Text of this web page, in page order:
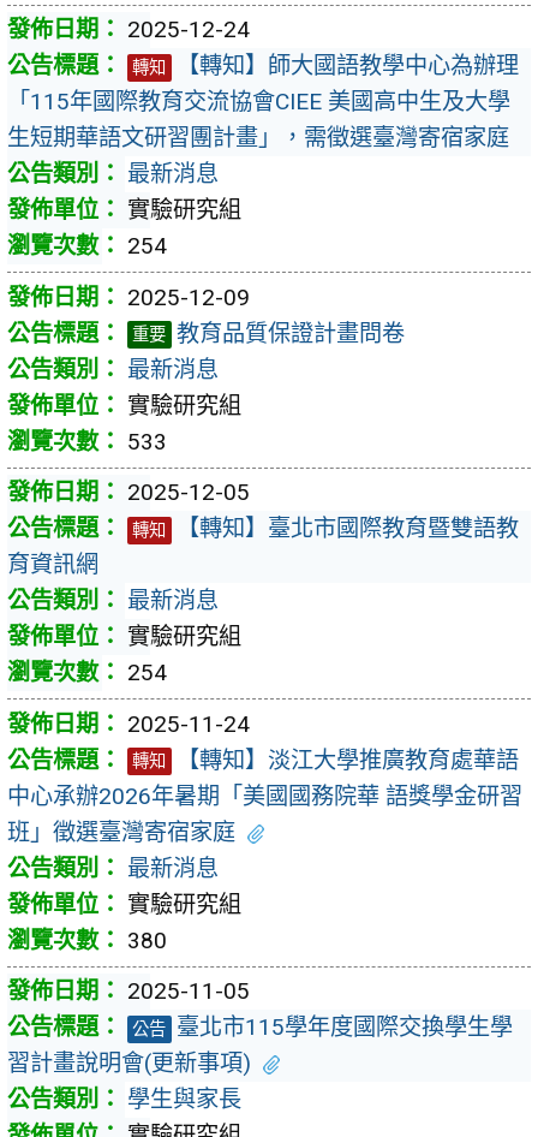
2025-12-24
轉知
【轉知】師大國語教學中心為辦理
「115年國際教育交流協會CIEE 美國高中生及大學
生短期華語文研習團計畫」，需徵選臺灣寄宿家庭
最新消息
實驗研究組
254
2025-12-09
重要 教育品質保證計畫問卷
最新消息
實驗研究組
533
2025-12-05
轉知
【轉知】臺北市國際教育暨雙語教
育資訊網
最新消息
實驗研究組
254
2025-11-24
轉知
【轉知】淡江大學推廣教育處華語
中心承辦2026年暑期「美國國務院華 語獎學金研習
班」徵選臺灣寄宿家庭
最新消息
實驗研究組
380
2025-11-05
公告 臺北市115學年度國際交換學生學
習計畫說明會(更新事項)
學生與家長